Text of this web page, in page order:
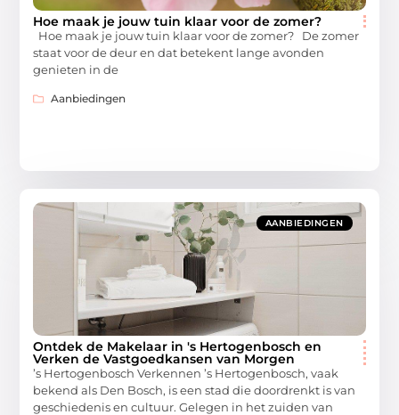
Hoe maak je jouw tuin klaar voor de zomer?
Hoe maak je jouw tuin klaar voor de zomer? De zomer
staat voor de deur en dat betekent lange avonden
genieten in de
Aanbiedingen
AANBIEDINGEN
Ontdek de Makelaar in 's Hertogenbosch en
Verken de Vastgoedkansen van Morgen
’s Hertogenbosch Verkennen ’s Hertogenbosch, vaak
bekend als Den Bosch, is een stad die doordrenkt is van
geschiedenis en cultuur. Gelegen in het zuiden van